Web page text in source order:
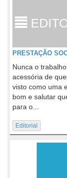
PRESTAÇÃO
Nunca o
acessória de
visto como uma
bom e salutar
para o...
Editorial